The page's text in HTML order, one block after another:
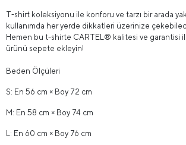
T-shirt koleksiyonu ile konforu ve tarzı bir arada
kullanımda her yerde dikkatleri üzerinize
Hemen bu t-shirte CARTEL® kalitesi ve garantisi
ürünü sepete ekleyin!
Beden Ölçüleri
S: En 56 cm × Boy 72 cm
M: En 58 cm × Boy 74 cm
L: En 60 cm × Boy 76 cm